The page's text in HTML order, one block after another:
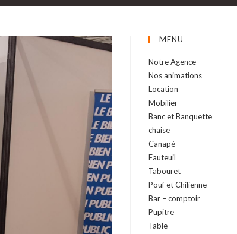
MENU
Notre Agence
Nos animations
Location
Mobilier
Banc et Banquette
chaise
Canapé
Fauteuil
Tabouret
Pouf et Chilienne
Bar – comptoir
Pupitre
Table